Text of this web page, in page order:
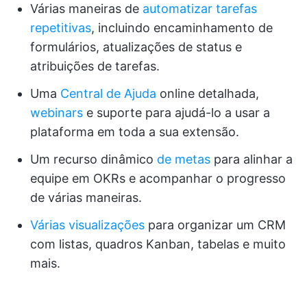
Várias maneiras de automatizar tarefas
repetitivas, incluindo encaminhamento de
formulários, atualizações de status e
atribuições de tarefas.
Uma Central de Ajuda online detalhada,
webinars e suporte para ajudá-lo a usar a
plataforma em toda a sua extensão.
Um recurso dinâmico de metas para alinhar a
equipe em OKRs e acompanhar o progresso
de várias maneiras.
Várias visualizações para organizar um CRM
com listas, quadros Kanban, tabelas e muito
mais.